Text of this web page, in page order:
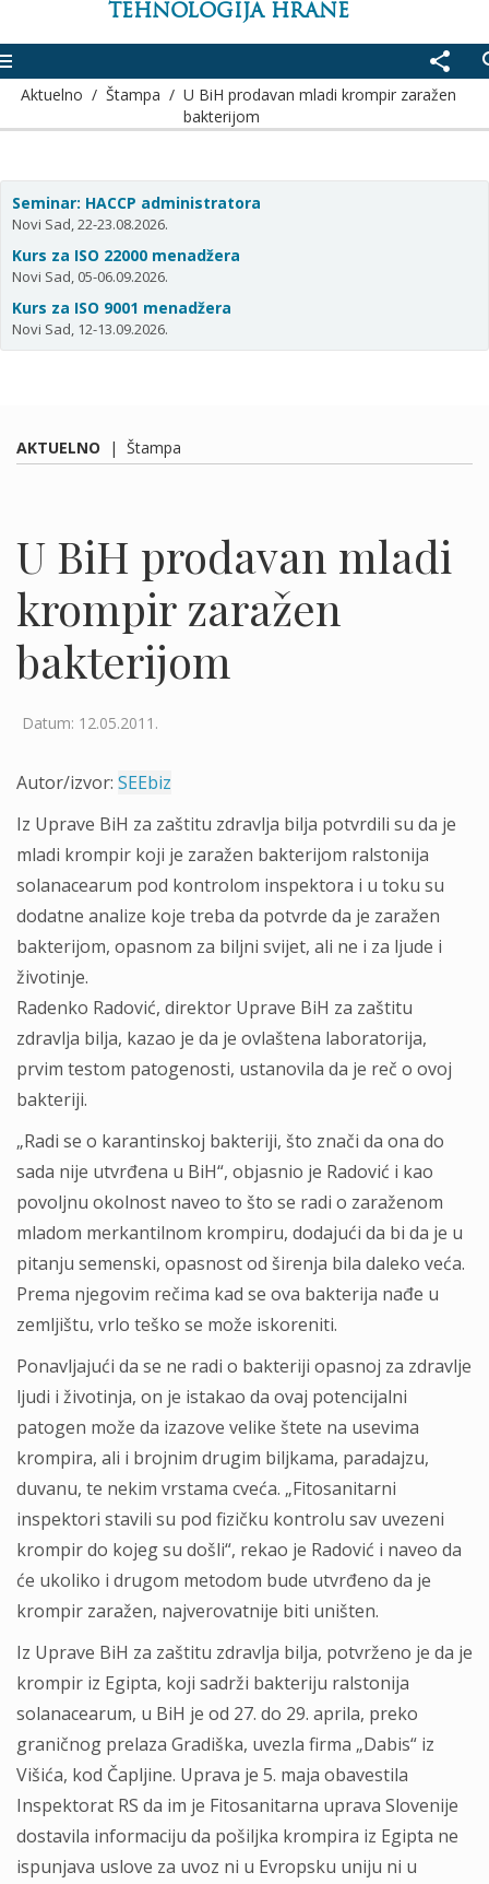
TEHNOLOGIJA HRANE
share
Aktuelno / Štampa / U BiH prodavan mladi krompir zaražen
bakterijom
Seminar: HACCP administratora
Novi Sad, 22-23.08.2026.
Kurs za ISO 22000 menadžera
Novi Sad, 05-06.09.2026.
Kurs za ISO 9001 menadžera
Novi Sad, 12-13.09.2026.
AKTUELNO | Štampa
U BiH prodavan mladi
krompir zaražen
bakterijom
Datum: 12.05.2011.
Autor/izvor: SEEbiz
Iz Uprave BiH za zaštitu zdravlja bilja potvrdili su da je
mladi krompir koji je zaražen bakterijom ralstonija
solanacearum pod kontrolom inspektora i u toku su
dodatne analize koje treba da potvrde da je zaražen
bakterijom, opasnom za biljni svijet, ali ne i za ljude i
životinje.
Radenko Radović, direktor Uprave BiH za zaštitu
zdravlja bilja, kazao je da je ovlaštena laboratorija,
prvim testom patogenosti, ustanovila da je reč o ovoj
bakteriji.
„Radi se o karantinskoj bakteriji, što znači da ona do
sada nije utvrđena u BiH“, objasnio je Radović i kao
povoljnu okolnost naveo to što se radi o zaraženom
mladom merkantilnom krompiru, dodajući da bi da je u
pitanju semenski, opasnost od širenja bila daleko veća.
Prema njegovim rečima kad se ova bakterija nađe u
zemljištu, vrlo teško se može iskoreniti.
Ponavljajući da se ne radi o bakteriji opasnoj za zdravlje
ljudi i životinja, on je istakao da ovaj potencijalni
patogen može da izazove velike štete na usevima
krompira, ali i brojnim drugim biljkama, paradajzu,
duvanu, te nekim vrstama cveća. „Fitosanitarni
inspektori stavili su pod fizičku kontrolu sav uvezeni
krompir do kojeg su došli“, rekao je Radović i naveo da
će ukoliko i drugom metodom bude utvrđeno da je
krompir zaražen, najverovatnije biti uništen.
Iz Uprave BiH za zaštitu zdravlja bilja, potvrženo je da je
krompir iz Egipta, koji sadrži bakteriju ralstonija
solanacearum, u BiH je od 27. do 29. aprila, preko
graničnog prelaza Gradiška, uvezla firma „Dabis“ iz
Višića, kod Čapljine. Uprava je 5. maja obavestila
Inspektorat RS da im je Fitosanitarna uprava Slovenije
dostavila informaciju da pošiljka krompira iz Egipta ne
ispunjava uslove za uvoz ni u Evropsku uniju ni u